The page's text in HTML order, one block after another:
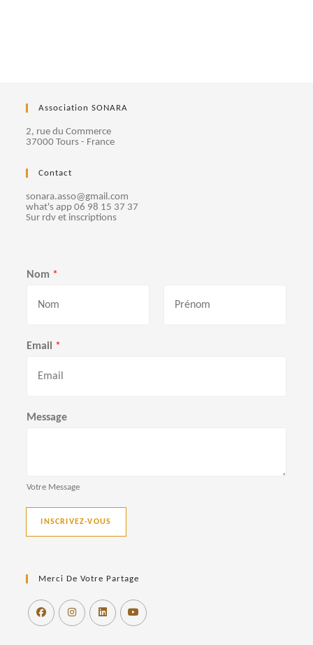
Association SONARA
2, rue du Commerce
37000 Tours - France
Contact
sonara.asso@gmail.com
what's app 06 98 15 37 37
Sur rdv et inscriptions
Nom *
r
é
Email *
Message
Votre Message
INSCRIVEZ-VOUS
Merci De Votre Partage